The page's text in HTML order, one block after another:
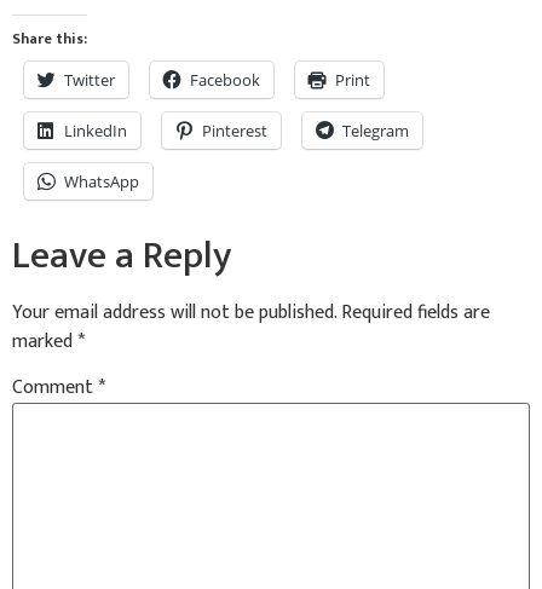
Share this:
Twitter Facebook Print
LinkedIn Pinterest Telegram
WhatsApp
Leave a Reply
Your email address will not be published.Required fields are
marked*
Comment*